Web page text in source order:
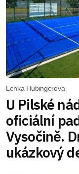
Lenka Hubingerová
U Pilské
oficiální
Vysočině.
ukázkový